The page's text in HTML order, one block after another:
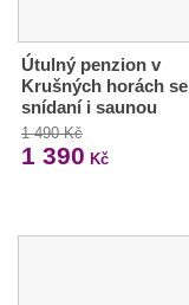
Útulný penzion v
Krušných horách se
snídaní i saunou
1 490 Kč
1 390 Kč